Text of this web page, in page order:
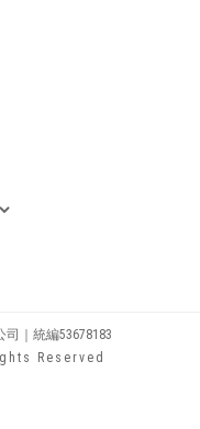
｜統編53678183
Reserved